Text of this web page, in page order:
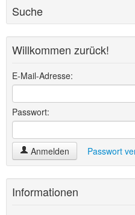
Suche
Willkommen zurück!
E-Mail-Adresse:
Passwort:
Anmelden Passwort
Informationen